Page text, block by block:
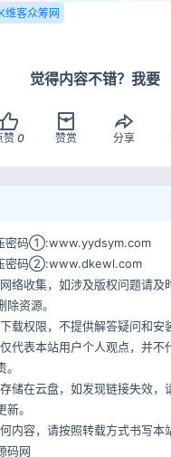
维客众筹网
觉得内容不错？我要
赞 0 赞赏 分享
密码①:www.yydsym.com
密码②:www.dkewl.com
络收集，如涉及版权问题请及
资源。
权限，不提供解答疑问和安
代表本站用户个人观点，并不
在云盘，如发现链接失效，
。
容，请按照转载方式书写本
码网